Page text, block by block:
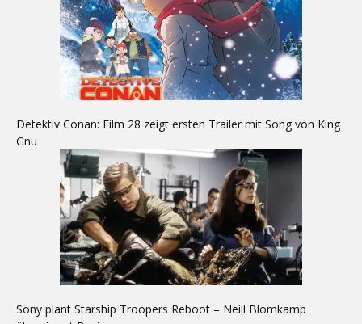
Detektiv Conan: Film 28 zeigt ersten Trailer mit Song von King
Gnu
Sony plant Starship Troopers Reboot – Neill Blomkamp